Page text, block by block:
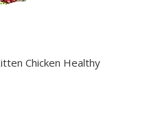
Chicken Healthy